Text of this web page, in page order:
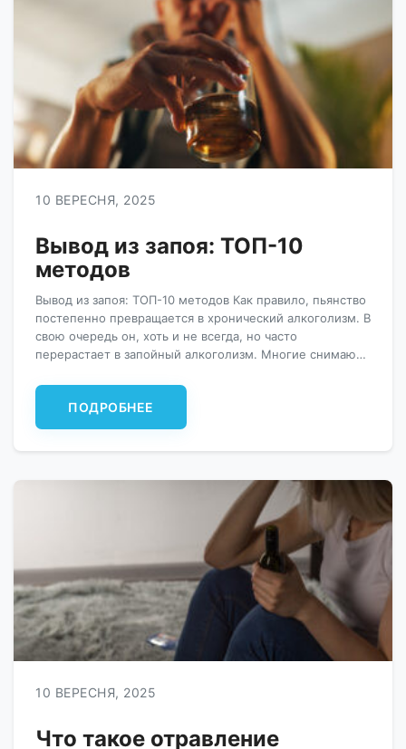
10 ВЕРЕСНЯ, 2025
Вывод из запоя: ТОП-10
методов
Вывод из запоя: ТОП-10 методов Как правило, пьянство
постепенно превращается в хронический алкоголизм. В
свою очередь он, хоть и не всегда, но часто
перерастает в запойный алкоголизм. Многие снимают
провоцируют запои. Вывести человека из такого
тяжелого состояния может только нарколог. Народные
способы, а тем более заговоры, на этой стадии
ПОДРОБНЕЕ
10 ВЕРЕСНЯ, 2025
Что такое отравление